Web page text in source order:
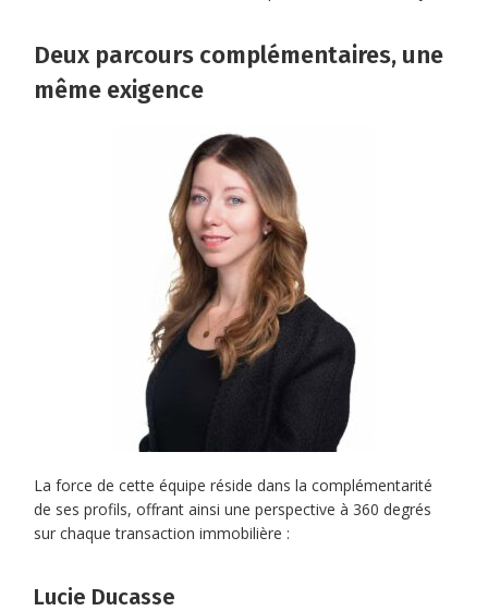
Deux parcours complémentaires, une
même exigence
La force de cette équipe réside dans la complémentarité
de ses profils, offrant ainsi une perspective à 360 degrés
sur chaque transaction immobilière :
Lucie Ducasse